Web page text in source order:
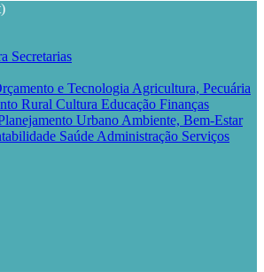
Secretarias
e Tecnologia Agricultura, Pecuária
Rural Cultura Educação Finanças
Urbano Ambiente, Bem-Estar
Saúde Administração Serviços